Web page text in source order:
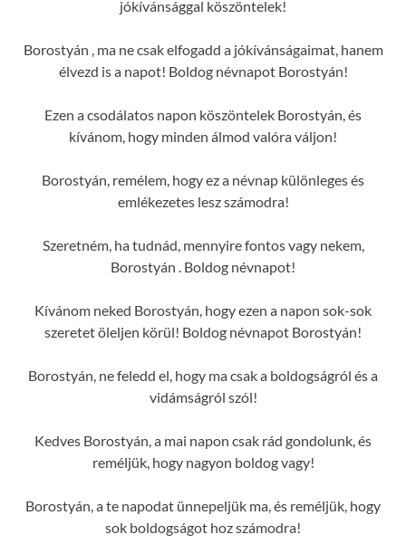
jókívánsággal köszöntelek!
Borostyán , ma ne csak elfogadd a jókívánságaimat, hanem
élvezd is a napot! Boldog névnapot Borostyán!
Ezen a csodálatos napon köszöntelek Borostyán, és
kívánom, hogy minden álmod valóra váljon!
Borostyán, remélem, hogy ez a névnap különleges és
emlékezetes lesz számodra!
Szeretném, ha tudnád, mennyire fontos vagy nekem,
Borostyán . Boldog névnapot!
Kívánom neked Borostyán, hogy ezen a napon sok-sok
szeretet öleljen körül! Boldog névnapot Borostyán!
Borostyán, ne feledd el, hogy ma csak a boldogságról és a
vidámságról szól!
Kedves Borostyán, a mai napon csak rád gondolunk, és
reméljük, hogy nagyon boldog vagy!
Borostyán, a te napodat ünnepeljük ma, és reméljük, hogy
sok boldogságot hoz számodra!